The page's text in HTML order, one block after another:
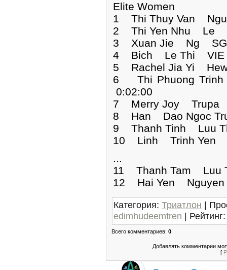
Elite Women
1 Thi Thuy Van
2 Thi Yen Nhu Le
3 Xuan Jie Ng
4 Bich Le Thi VIE
5 Rachel Jia Yi
6 Thi Phuong
0:02:00
7 Merry Joy Trupa
8 Han Dao Ngoc
9 Thanh Tinh Luu
10 Linh Trinh Yen
...
11 Thanh Tam
12 Hai Yen
Категория: Триатлон |
edimhudeemtren | Рейтинг:
Всего комментариев: 0
Добавлять комментарии
[